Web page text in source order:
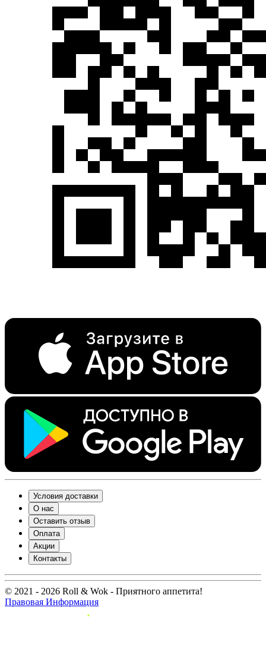
Условия доставки
О нас
Оставить отзыв
Оплата
Акции
Контакты
© 2021 - 2026 Roll & Wok - Приятного аппетита!
Правовая Информация